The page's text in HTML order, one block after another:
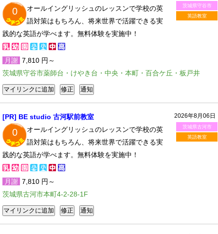
茨城県守谷市
英語教室
0
オールイングリッシュのレッスンで学校の英
語対策はもちろん、将来世界で活躍できる実
践的な英語が学べます。無料体験を実施中！
月謝 7,810 円～
茨城県守谷市薬師台・けやき台・中央・本町・百合ケ丘・板戸井
2026年8月06日
茨城県古河市
英語教室
[PR] BE studio 古河駅前教室
0
オールイングリッシュのレッスンで学校の英
語対策はもちろん、将来世界で活躍できる実
践的な英語が学べます。無料体験を実施中！
月謝 7,810 円～
茨城県古河市本町4-2-28-1F